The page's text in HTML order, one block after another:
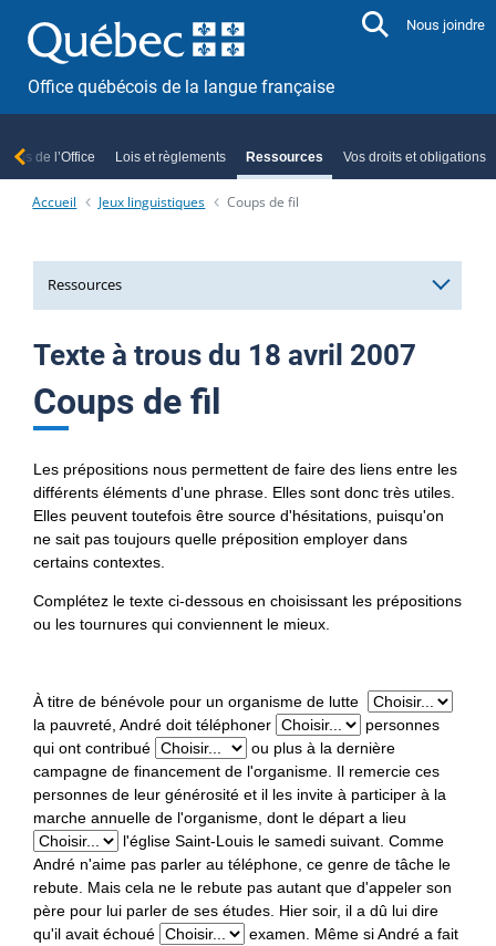
Office québécois de la langue française
Nous joindre
de l’Office Lois et règlements Ressources Vos droits et obligations
Accueil Jeux linguistiques Coups de fil
Ressources
Officialisation linguistique
Index alphabétique des termes officialisés
Index thématique des termes officialisés
Index des avis linguistiques
Le français, au cœur de nos ambitions
Protocole de visibilité
Lexiques et vocabulaires
Nouvelles
Jeux linguistiques
Texte à trous du 18 avril 2007
Coups de fil
Les prépositions nous permettent de faire des liens entre les
différents éléments d'une phrase. Elles sont donc très utiles.
Elles peuvent toutefois être source d'hésitations, puisqu'on
ne sait pas toujours quelle préposition employer dans
certains contextes.
Complétez le texte ci-dessous en choisissant les prépositions
ou les tournures qui conviennent le mieux.
À titre de bénévole pour un organisme de lutte
la pauvreté, André doit téléphoner
personnes
qui ont contribué
ou plus à la dernière
campagne de financement de l'organisme. Il remercie ces
personnes de leur générosité et il les invite à participer à la
marche annuelle de l'organisme, dont le départ a lieu
l'église Saint-Louis le samedi suivant. Comme
André n'aime pas parler au téléphone, ce genre de tâche le
rebute. Mais cela ne le rebute pas autant que d'appeler son
père pour lui parler de ses études. Hier soir, il a dû lui dire
qu'il avait échoué
examen. Même si André a fait